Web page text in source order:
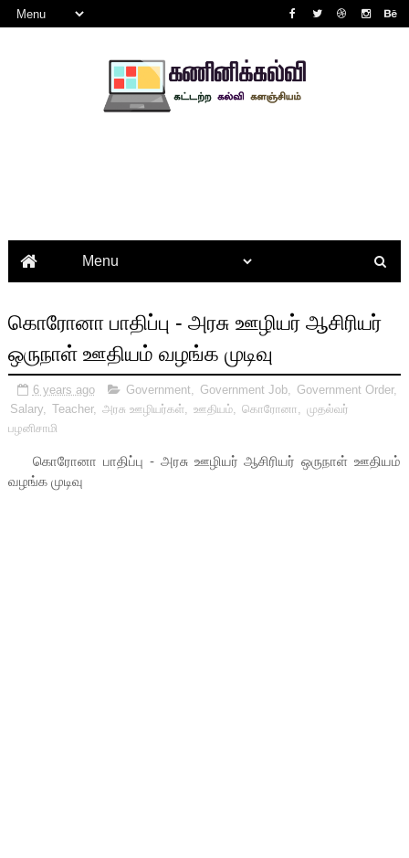
கொரோனா பாதிப்பு - அரசு ஊழியர் ஆசிரியர்
ஒருநாள் ஊதியம் வழங்க முடிவு
6 years ago Government Government Job, Government Order,
Salary, Teacher, அரசு ஊழியர்கள் ஊதியம், கொரோனா
முதல்வர்
பழனிசாமி
கொரோனா பாதிப்பு - அரசு ஊழியர் ஆசிரியர் ஒருநாள் ஊதியம்
வழங்க முடிவு